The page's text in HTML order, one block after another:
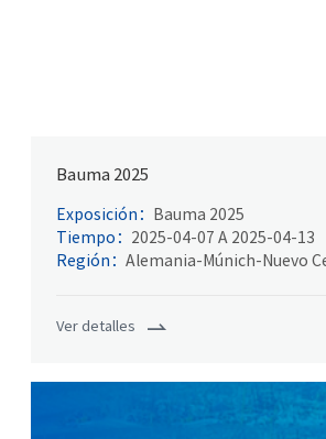
Bauma 2025
Exposición：
Bauma 2025
Tiempo： 2025-04-07 A 2025-04-13
Región：Alemania-Múnich-Nuevo
Ver detalles